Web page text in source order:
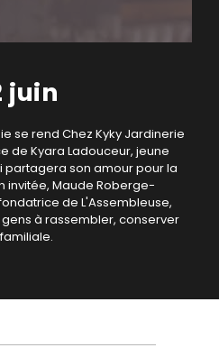
juin
se rend Chez Kyky Jardinerie
de Kyara Ladouceur, jeune
partagera son amour pour la
invitée, Maude Roberge-
de L'Assembleuse,
à rassembler, conserver